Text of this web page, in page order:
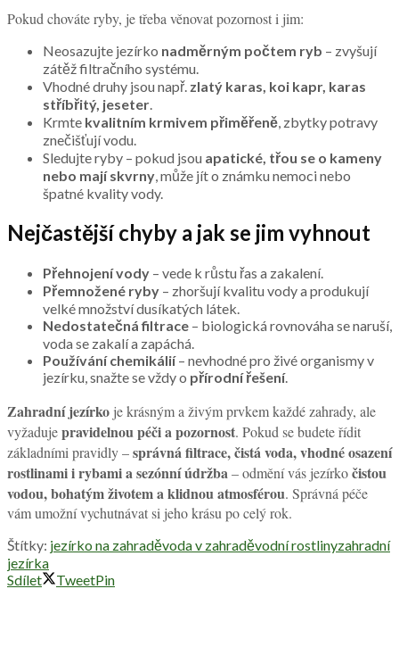
Pokud chováte ryby, je třeba věnovat pozornost i jim:
Neosazujte jezírko nadměrným počtem ryb – zvyšují
zátěž filtračního systému.
Vhodné druhy jsou např. zlatý karas, koi kapr, karas
stříbřitý, jeseter.
Krmte kvalitním krmivem přiměřeně, zbytky potravy
znečišťují vodu.
Sledujte ryby – pokud jsou apatické, třou se o kameny
nebo mají skvrny, může jít o známku nemoci nebo
špatné kvality vody.
Nejčastější chyby a jak se jim vyhnout
Přehnojení vody – vede k růstu řas a zakalení.
Přemnožené ryby – zhoršují kvalitu vody a produkují
velké množství dusíkatých látek.
Nedostatečná filtrace – biologická rovnováha se naruší,
voda se zakalí a zapáchá.
Používání chemikálií– nevhodné pro živé organismy v
jezírku, snažte se vždy o přírodní řešení.
Zahradní jezírko je krásným a živým prvkem každé zahrady, ale
vyžadujepravidelnou péči a pozornost. Pokud se budete řídit
základními pravidly –správná filtrace, čistá voda, vhodné osazení
rostlinami i rybami a sezónní údržba– odmění vás jezírkočistou
vodou, bohatým životem a klidnou atmosférou. Správná péče
vám umožní vychutnávat si jeho krásu po celý rok.
Štítky: jezírko na zahraděvoda v zahraděvodní rostlinyzahradní
jezírka
Sdílet
TweetPin